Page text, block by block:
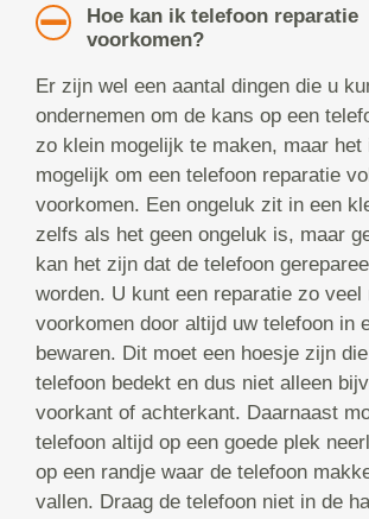
Hoe kan ik telefoon reparatie
voorkomen?
Er zijn wel een aantal dingen die u
ondernemen om de kans op een
zo klein mogelijk te maken, maar het
mogelijk om een telefoon reparatie
voorkomen. Een ongeluk zit in een
zelfs als het geen ongeluk is, maar
kan het zijn dat de telefoon
worden. U kunt een reparatie zo veel
voorkomen door altijd uw telefoon in
bewaren. Dit moet een hoesje zijn
telefoon bedekt en dus niet alleen
voorkant of achterkant. Daarnaast
telefoon altijd op een goede plek
op een randje waar de telefoon
vallen. Draag de telefoon niet in de